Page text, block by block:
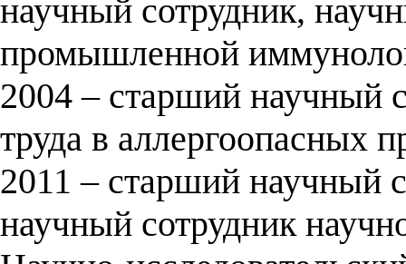
научный сотрудник,
промышленной
2004 – старший научный
труда в аллергоопасных
2011 – старший научный
научный сотрудник